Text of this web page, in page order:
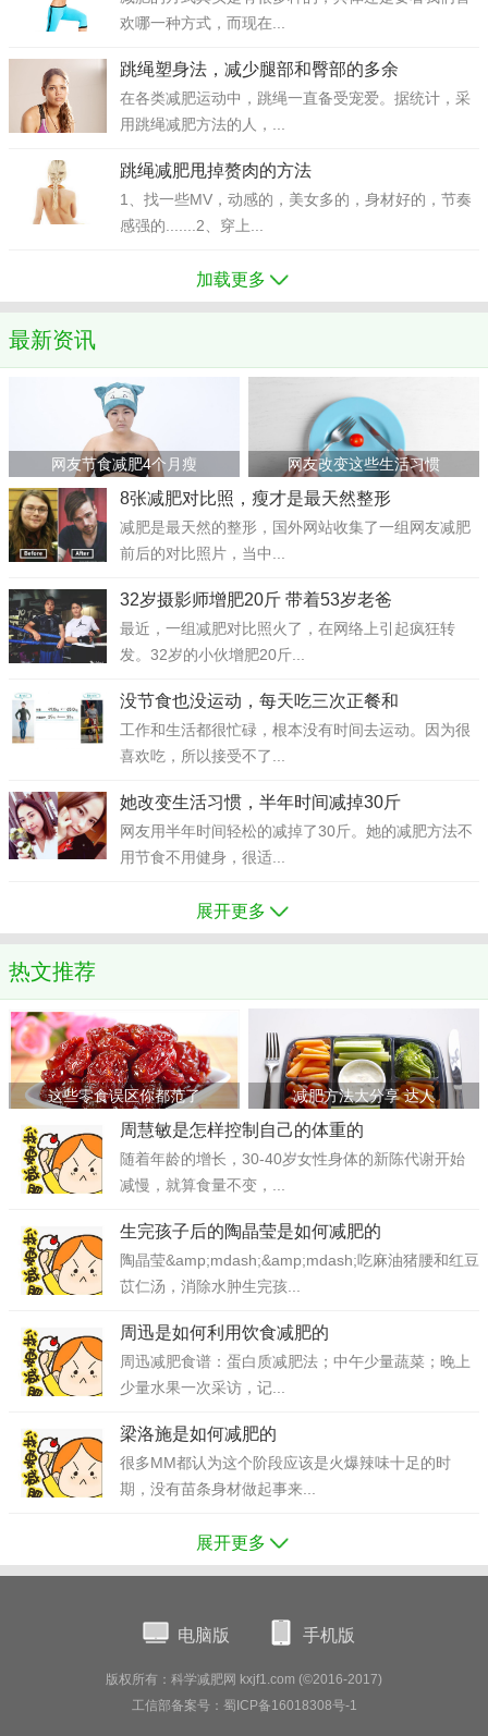
欢哪一种方式，而现在...
跳绳塑身法，减少腿部和臀部的多余
在各类减肥运动中，跳绳一直备受宠爱。据统计，采
用跳绳减肥方法的人，...
跳绳减肥甩掉赘肉的方法
1、找一些MV，动感的，美女多的，身材好的，节奏
感强的.......2、穿上...
加载更多
最新资讯
网友节食减肥4个月瘦 网友改变这些生活习惯
8张减肥对比照，瘦才是最天然整形
减肥是最天然的整形，国外网站收集了一组网友减肥
前后的对比照片，当中...
32岁摄影师增肥20斤 带着53岁老爸
最近，一组减肥对比照火了，在网络上引起疯狂转
发。32岁的小伙增肥20斤...
没节食也没运动，每天吃三次正餐和
工作和生活都很忙碌，根本没有时间去运动。因为很
喜欢吃，所以接受不了...
她改变生活习惯，半年时间减掉30斤
网友用半年时间轻松的减掉了30斤。她的减肥方法不
用节食不用健身，很适...
展开更多
热文推荐
这些零食误区你都范了 减肥方法大分享 达人
周慧敏是怎样控制自己的体重的
随着年龄的增长，30-40岁女性身体的新陈代谢开始
减慢，就算食量不变，...
生完孩子后的陶晶莹是如何减肥的
陶晶莹&amp;mdash;&amp;mdash;吃麻油猪腰和红豆
苡仁汤，消除水肿生完孩...
周迅是如何利用饮食减肥的
周迅减肥食谱：蛋白质减肥法；中午少量蔬菜；晚上
少量水果一次采访，记...
梁洛施是如何减肥的
很多MM都认为这个阶段应该是火爆辣味十足的时
期，没有苗条身材做起事来...
展开更多
电脑版 手机版
版权所有：科学减肥网 kxjf1.com (©2016-2017)
工信部备案号：蜀ICP备16018308号-1